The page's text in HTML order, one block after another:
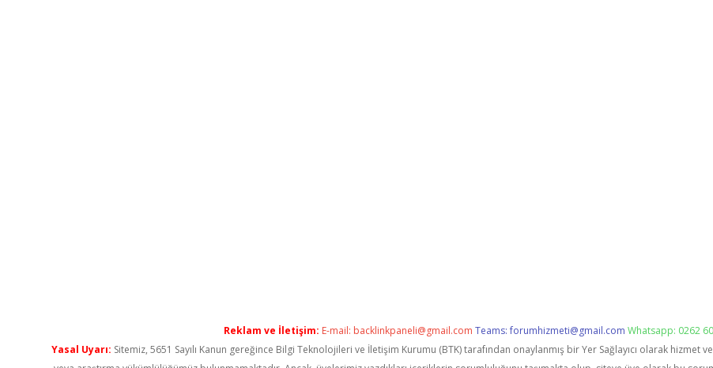
Reklam ve İletişim: E-mail: backlinkpaneli@gmail.com Teams:forumhizmeti@gmail.com Whatsapp: 0262
Yasal Uyarı: Sitemiz, 5651 Sayılı Kanun gereğince Bilgi Teknolojileri ve İletişim Kurumu (BTK) tarafından onaylanmış bir Yer Sağlayıcı olarak